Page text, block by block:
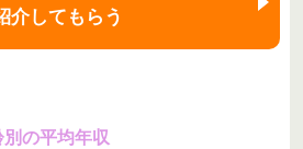
介してもらう
の平均年収